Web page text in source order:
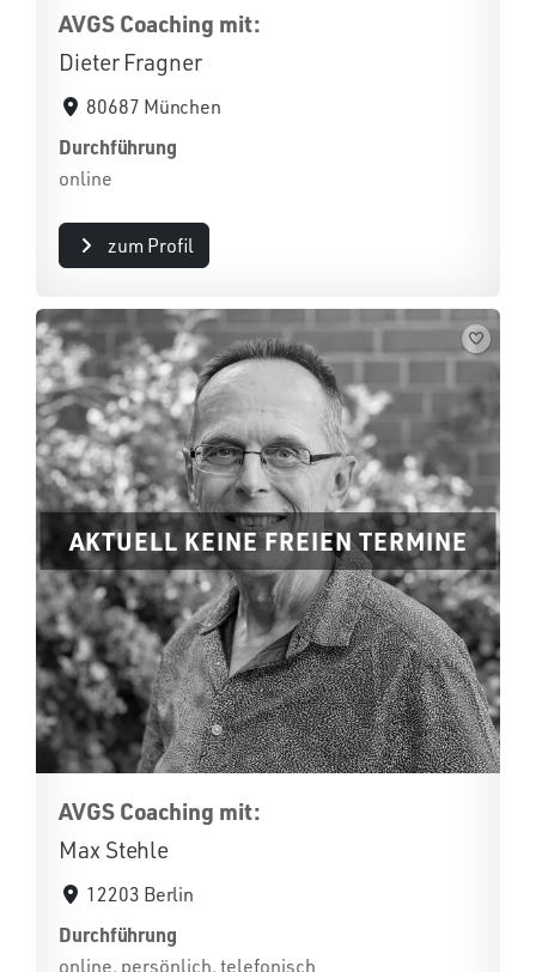
AVGS Coaching mit:
Dieter Fragner
80687 München
Durchführung
online
zum Profil
AKTUELL KEINE FREIEN TERMINE
AVGS Coaching mit:
Max Stehle
12203 Berlin
Durchführung
online, persönlich, telefonisch